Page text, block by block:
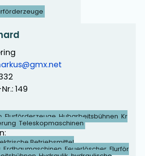
149
Flurförderzeuge Hubarbeitsbühnen Kr
Teleskopmaschinen
Betriebsmittel
Erdbaumaschinen Feuerlöscher Flurför